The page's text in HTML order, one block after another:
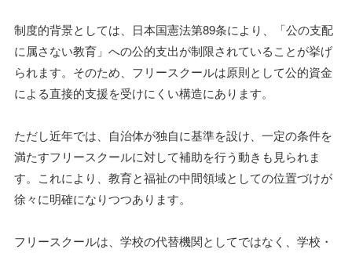
制度的背景としては、日本国憲法第89条により、「公の支配
に属さない教育」への公的支出が制限されていることが挙げ
られます。そのため、フリースクールは原則として公的資金
による直接的支援を受けにくい構造にあります。
ただし近年では、自治体が独自に基準を設け、一定の条件を
満たすフリースクールに対して補助を行う動きも見られま
す。これにより、教育と福祉の中間領域としての位置づけが
徐々に明確になりつつあります。
フリースクールは、学校の代替機関としてではなく、学校・